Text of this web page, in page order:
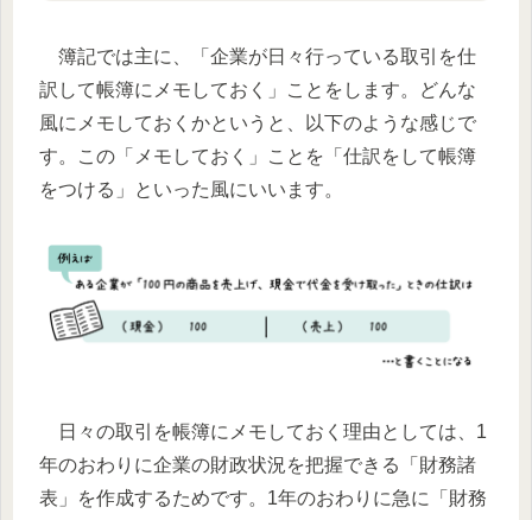
簿記では主に、「企業が日々行っている取引を仕
訳して帳簿にメモしておく」ことをします。どんな
風にメモしておくかというと、以下のような感じで
す。この「メモしておく」ことを「仕訳をして帳簿
をつける」といった風にいいます。
日々の取引を帳簿にメモしておく理由としては、1
年のおわりに企業の財政状況を把握できる「財務諸
表」を作成するためです。1年のおわりに急に「財務